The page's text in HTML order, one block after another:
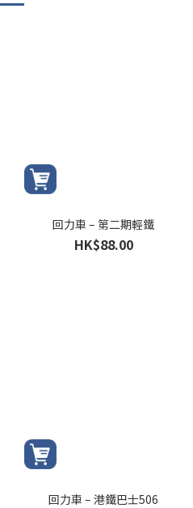
回力車 – 第二期輕鐵
HK$88.00
回力車 – 港鐵巴士506